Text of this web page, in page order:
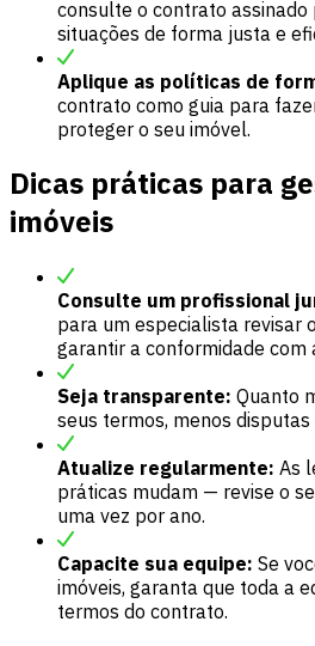
consulte o contrato assinado
situações de forma justa e
Aplique as políticas de
contrato como guia para
proteger o seu imóvel.
Dicas práticas para
imóveis
Consulte um profissional
para um especialista revisar
garantir a conformidade com
Seja transparente: Quanto
seus termos, menos
Atualize regularmente: As
práticas mudam — revise o
uma vez por ano.
Capacite sua equipe: Se
imóveis, garanta que toda a
termos do contrato.